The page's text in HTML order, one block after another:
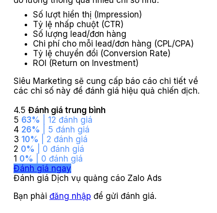
Số lượt hiển thị (Impression)
Tỷ lệ nhấp chuột (CTR)
Số lượng lead/đơn hàng
Chi phí cho mỗi lead/đơn hàng (CPL/CPA)
Tỷ lệ chuyển đổi (Conversion Rate)
ROI (Return on Investment)
Siêu Marketing sẽ cung cấp báo cáo chi tiết về
các chỉ số này để đánh giá hiệu quả chiến dịch.
4.5 Đánh giá trung bình
5 63% | 12 đánh giá
4 26% | 5 đánh giá
3 10% | 2 đánh giá
2 0% | 0 đánh giá
1 0% | 0 đánh giá
Đánh giá ngay
Đánh giá Dịch vụ quảng cáo Zalo Ads
Bạn phải đăng nhập để gửi đánh giá.